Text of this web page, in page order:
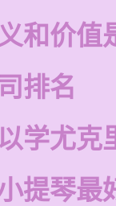
和价值
排名
学尤克
提琴最